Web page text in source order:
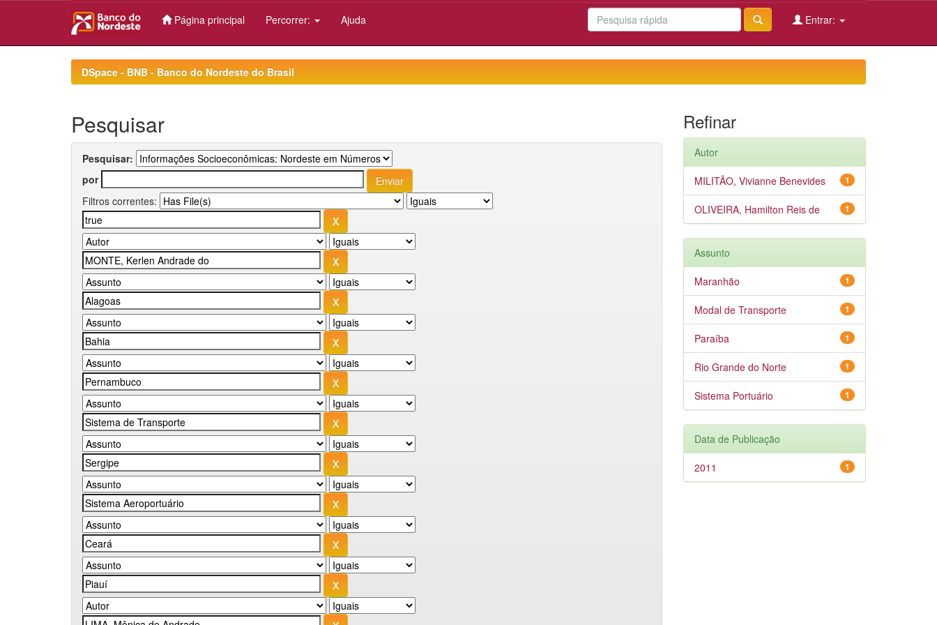
Página principal Percorrer: Ajuda Entrar:
DSpace - BNB - Banco do Nordeste do Brasil
Pesquisar
Pesquisar:
por
Filtros correntes:
Refinar
Autor
1
MILITÃO, Vivianne Benevides
1
OLIVEIRA, Hamilton Reis de
Assunto
1
Maranhão
1
Modal de Transporte
1
Paraíba
1
Rio Grande do Norte
1
Sistema Portuário
Data de Publicação
1
2011